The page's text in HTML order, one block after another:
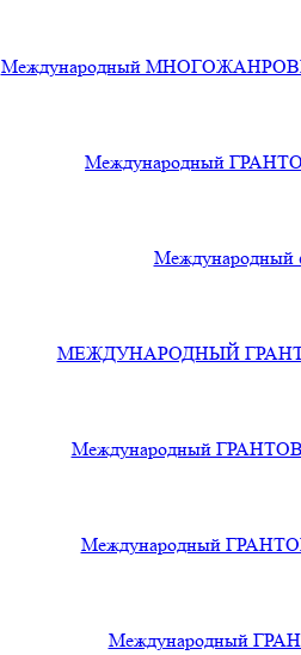
Международный МНОГОЖАНРОВЫЙ
Международный
Международный
МЕЖДУНАРОДНЫЙ
Международный
Международный
Международный